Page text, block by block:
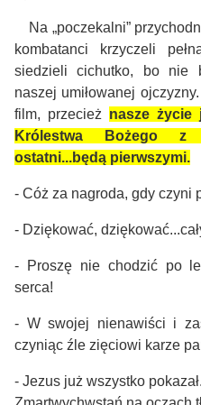
Na „poczekalni”
kombatanci krzyczeli
siedzieli cichutko, bo nie
naszej umiłowanej
film, przecież nasze życie
Królestwa Bożego
ostatni...będą pierwszymi.
- Cóż za nagroda, gdy czyni
- Dziękować,
- Proszę nie chodzić po
serca!
- W swojej nienawiści i
czyniąc źle zięciowi karze
- Jezus już wszystko